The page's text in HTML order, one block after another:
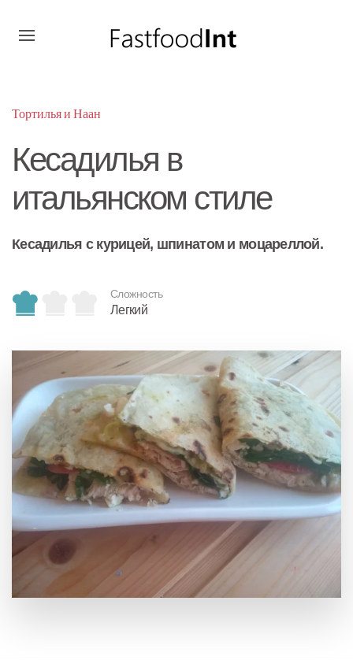
Тортилья и Наан
Кесадилья в
итальянском стиле
Кесадилья с курицей, шпинатом и моцареллой.
Сложность
Легкий